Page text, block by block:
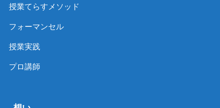
授業てらすメソッド
フォーマンセル
授業実践
プロ講師